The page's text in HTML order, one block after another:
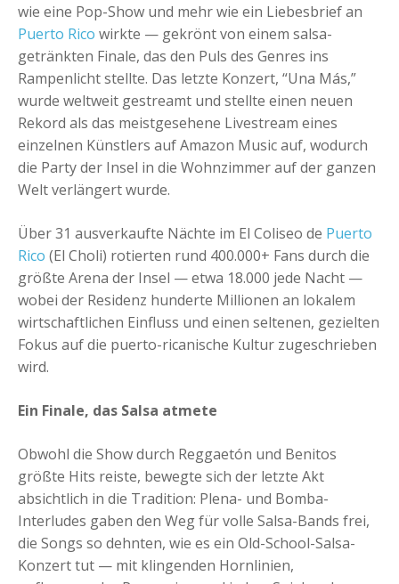
wie eine Pop-Show und mehr wie ein Liebesbrief an
Puerto Rico wirkte — gekrönt von einem salsa-
getränkten Finale, das den Puls des Genres ins
Rampenlicht stellte. Das letzte Konzert, “Una Más,”
wurde weltweit gestreamt und stellte einen neuen
Rekord als das meistgesehene Livestream eines
einzelnen Künstlers auf Amazon Music auf, wodurch
die Party der Insel in die Wohnzimmer auf der ganzen
Welt verlängert wurde.
Über 31 ausverkaufte Nächte im El Coliseo de Puerto
Rico (El Choli) rotierten rund 400.000+ Fans durch die
größte Arena der Insel — etwa 18.000 jede Nacht —
wobei der Residenz hunderte Millionen an lokalem
wirtschaftlichen Einfluss und einen seltenen, gezielten
Fokus auf die puerto-ricanische Kultur zugeschrieben
wird.
Ein Finale, das Salsa atmete
Obwohl die Show durch Reggaetón und Benitos
größte Hits reiste, bewegte sich der letzte Akt
absichtlich in die Tradition: Plena- und Bomba-
Interludes gaben den Weg für volle Salsa-Bands frei,
die Songs so dehnten, wie es ein Old-School-Salsa-
Konzert tut — mit klingenden Hornlinien,